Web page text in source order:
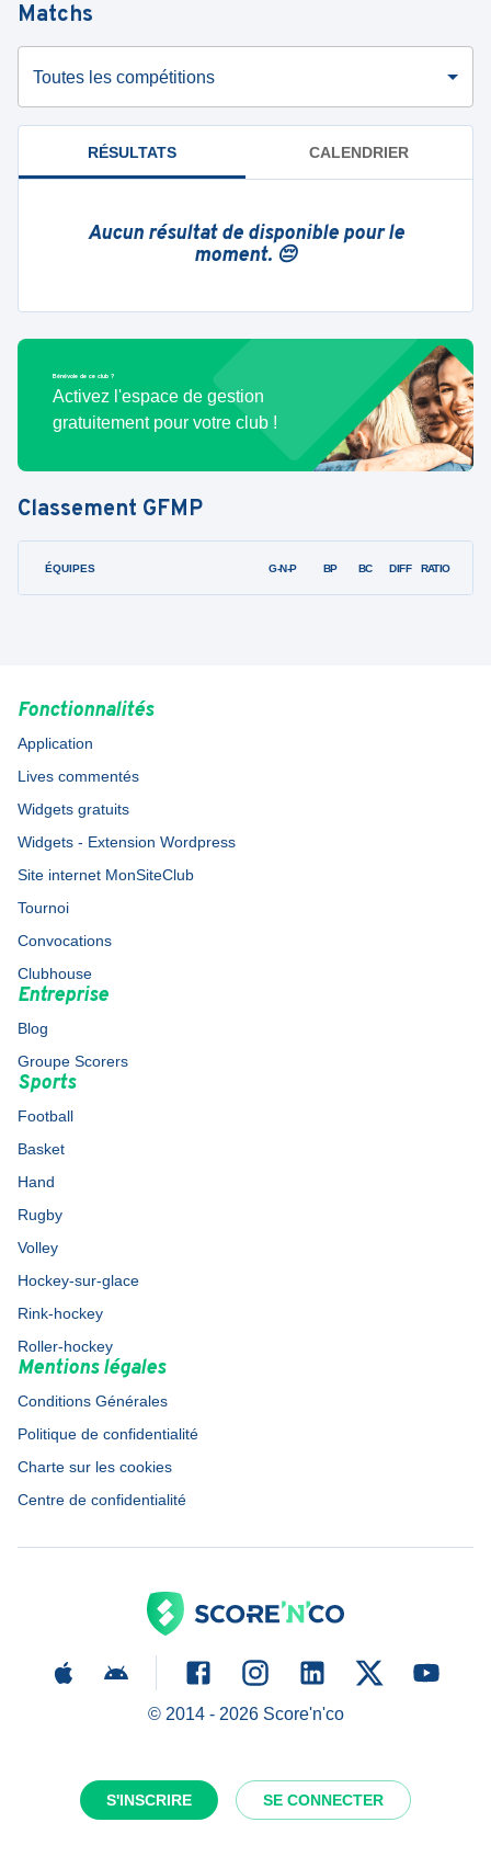
S'INSCRIRE SE CONNECTER
Matchs
Toutes les compétitions
RÉSULTATS CALENDRIER
Aucun résultat de disponible pour le
moment. 😔
Bénévole de ce club ?
Activez l'espace de gestion
gratuitement pour votre club !
Classement GFMP
ÉQUIPES G-N-P BP BC DIFF RATIO
Fonctionnalités
Application
Lives commentés
Widgets gratuits
Widgets - Extension Wordpress
Site internet MonSiteClub
Tournoi
Convocations
Clubhouse
Entreprise
Blog
Groupe Scorers
Sports
Football
Basket
Hand
Rugby
Volley
Hockey-sur-glace
Rink-hockey
Roller-hockey
Mentions légales
Conditions Générales
Politique de confidentialité
Charte sur les cookies
Centre de confidentialité
© 2014 - 2026Score'n'co